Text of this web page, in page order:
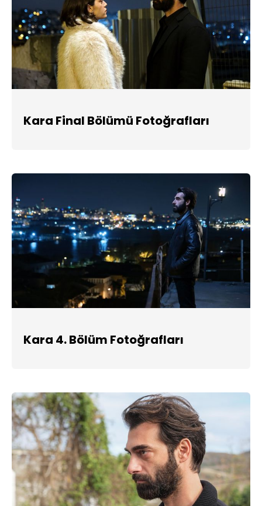
Kara Final Bölümü Fotoğrafları
Kara 4. Bölüm Fotoğrafları